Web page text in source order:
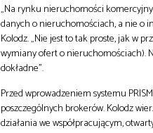
„Na rynku nieruchomości
danych o nieruchomościach, a nie o
Kolodz. „Nie jest to tak proste, jak w
wymiany ofert o nieruchomościach).
dokładne”.
Przed wprowadzeniem systemu
poszczególnych brokerów. Kolodz
działania we współpracującym,